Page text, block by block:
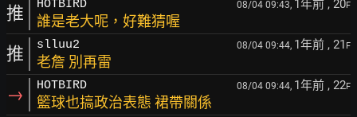
推 HOTBIRD 08/04 09:43, 1年前 , 20F
誰是老大呢，好難猜喔
推 slluu2 08/04 09:44, 1年前 , 21 F
老詹 別再雷
→ HOTBIRD 08/04 09:44, 1年前 , 22F
籃球也搞政治表態 裙帶關係